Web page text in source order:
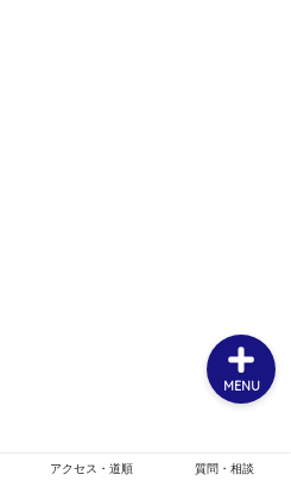
アクセス・道順 質問・相談
MENU